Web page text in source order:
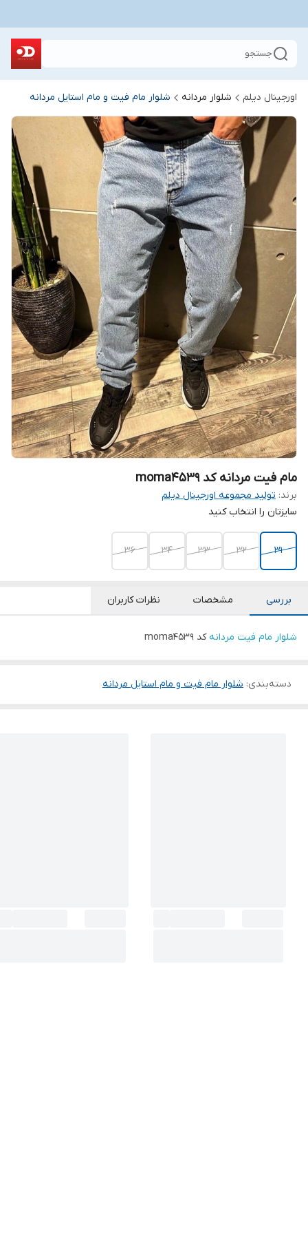
جستجو
اورجینال دیلم شلوار مردانه شلوار مام فیت و مام استایل مردانه
مام فیت مردانه کد moma4539
برند: تولید مجموعه اورجینال دیلم
سایزتان را انتخاب کنید
31
32
33
34
36
بررسی مشخصات نظرات کاربران
شلوار مام فیت مردانه کد moma4539
دسته‌بندی: شلوار مام فیت و مام استایل مردانه